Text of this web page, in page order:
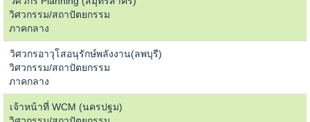
วิศวกรรม/สถาปัตยกรรม
ภาคกลาง
วิศวกรอาวุโสอนุรักษ์พลังงาน(ลพบุรี)
วิศวกรรม/สถาปัตยกรรม
ภาคกลาง
เจ้าหน้าที่ WCM (นครปฐม)